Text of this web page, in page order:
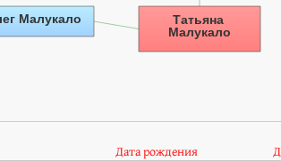
Дата рождения